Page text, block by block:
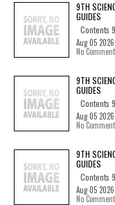
9TH
GUIDES
Contents
Aug 05
No
9TH
GUIDES
Contents
Aug 05
No
9TH
GUIDES
Contents
Aug 05
No